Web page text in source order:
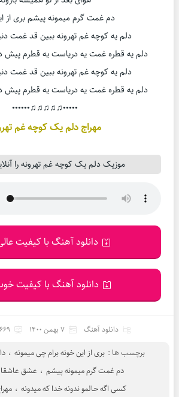
دم غمت گرم میمونه پیشم بری از
دلم یه کوچه غم تهرونه ببین قد غمت
دلم یه قطره غمت یه دریاست یه قطرم پیش
دلم یه کوچه غم تهرونه ببین قد غمت
دلم یه قطره غمت یه دریاست یه قطرم پیش
•••••♫♫♫♫♫••••••
مهراج دلم یک کوچه غم
موزیک دلم یک کوچه غم تهرونه را
دانلود آهنگ با کیفیت عالی
دانلود آهنگ با کیفیت خوب
دانلود آهنگ 7 بهمن 1400
برچسب ها : بری از این خونه برام چی میمونه ،
دم غمت گرم میمونه پیشم ، عشق
کسی اگه حالمو ندونه خدا که میدونه ،